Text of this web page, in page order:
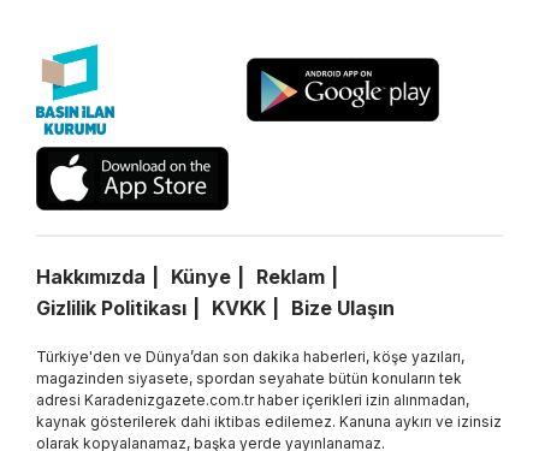
Hakkımızda Künye
Reklam
Gizlilik Politikası
KVKK Bize Ulaşın
Türkiye'den ve Dünya’dan son dakika haberleri, köşe yazıları,
magazinden siyasete, spordan seyahate bütün konuların tek
adresi Karadenizgazete.com.tr haber içerikleri izin alınmadan,
kaynak gösterilerek dahi iktibas edilemez. Kanuna aykırı ve izinsiz
olarak kopyalanamaz, başka yerde yayınlanamaz.